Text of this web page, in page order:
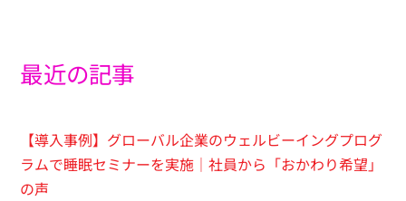
最近の記事
【導入事例】グローバル企業のウェルビーイングプログ
ラムで睡眠セミナーを実施｜社員から「おかわり希望」
の声